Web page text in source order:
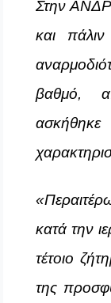
Στην
και πάλιν
βαθμό,
ασκήθηκε
κατά την
τέτοιο
της